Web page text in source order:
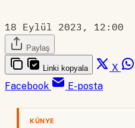
18 Eylül 2023, 12:00
Paylaş
Linki kopyala X
Facebook
E-posta
KÜNYE